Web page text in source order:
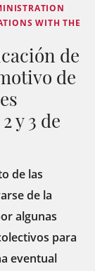
WITH THE
de
de
y 3 de
de las
de la
algunas
para
eventual